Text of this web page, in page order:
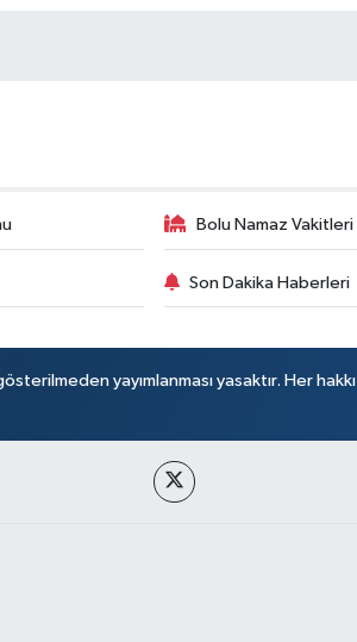
Bolu Namaz Vakitleri
Son Dakika Haberleri
yayımlanması yasaktır. Her hakkı